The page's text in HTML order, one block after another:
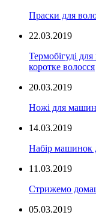
Праски для
22.03.2019
Термобігуді
коротке волосся
20.03.2019
Ножі для
14.03.2019
Набір машинок
11.03.2019
Стрижемо
05.03.2019